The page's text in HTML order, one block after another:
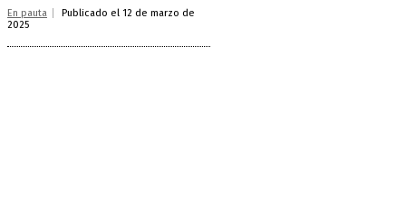
En pauta
Publicado el 12 de marzo de
2025